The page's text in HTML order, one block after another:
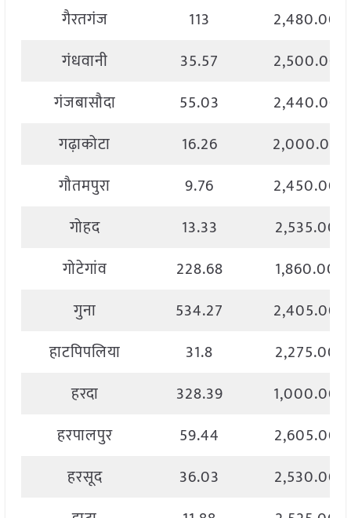
गैरतगंज
113
2,480.00
गंधवानी
35.57
2,500.00
गंजबासौदा
55.03
2,440.00
गढ़ाकोटा
16.26
2,000.00
गौतमपुरा
9.76
2,450.00
गोहद
13.33
2,535.00
गोटेगांव
228.68
1,860.00
गुना
534.27
2,405.00
हाटपिपलिया
31.8
2,275.00
हरदा
328.39
1,000.00
हरपालपुर
59.44
2,605.00
हरसूद
36.03
2,530.00